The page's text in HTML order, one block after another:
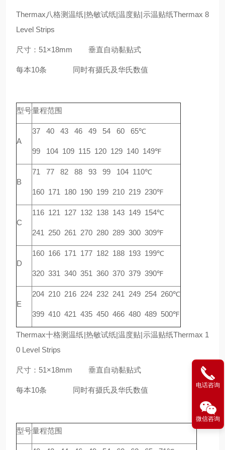
Thermax八格测温纸|热敏试纸|温度贴|示温贴纸Thermax 8
Level Strips
尺寸：51×18mm 垂直自动黏贴式
每本10条 同时有摄氏及华氏数值
型号量程范围
A
37 40 43 46 49 54 60 65℃
99 104 109 115 120 129 140 149℉
B
71 77 82 88 93 99 104 110℃
160 171 180 190 199 210 219 230℉
C
116 121 127 132 138 143 149 154℃
241 250 261 270 280 289 300 309℉
D
160 166 171 177 182 188 193 199℃
320 331 340 351 360 370 379 390℉
E
204 210 216 224 232 241 249 254 260℃
399 410 421 435 450 466 480 489 500℉
Thermax十格测温纸|热敏试纸|温度贴|示温贴纸Thermax 1
0 Level Strips
尺寸：51×18mm 垂直自动黏贴式
每本10条 同时有摄氏及华氏数值
型号量程范围
电话咨询
微信咨询